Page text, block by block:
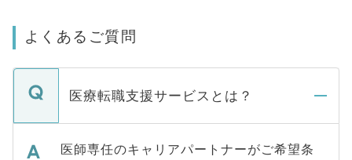
よくあるご質問
医療転職支援サービスとは？
医師専任のキャリアパートナーがご希望条